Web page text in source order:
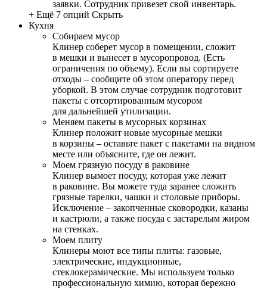
заявки. Сотрудник привезет свой инвентарь.
+ Ещё 7 опций Скрыть
Кухня
Собираем мусор
Клинер соберет мусор в помещении, сложит
в мешки и вынесет в мусоропровод. (Есть
ограничения по объему). Если вы сортируете
отходы – сообщите об этом оператору перед
уборкой. В этом случае сотрудник подготовит
пакеты с отсортированным мусором
для дальнейшей утилизации.
Меняем пакеты в мусорных корзинах
Клинер положит новые мусорные мешки
в корзины – оставьте пакет с пакетами на видном
месте или объясните, где он лежит.
Моем грязную посуду в раковине
Клинер вымоет посуду, которая уже лежит
в раковине. Вы можете туда заранее сложить
грязные тарелки, чашки и столовые приборы.
Исключение – закопченные сковородки, казаны
и кастрюли, а также посуда с застарелым жиром
на стенках.
Моем плиту
Клинеры моют все типы плиты: газовые,
электрические, индукционные,
стеклокерамические. Мы используем только
профессиональную химию, которая бережно